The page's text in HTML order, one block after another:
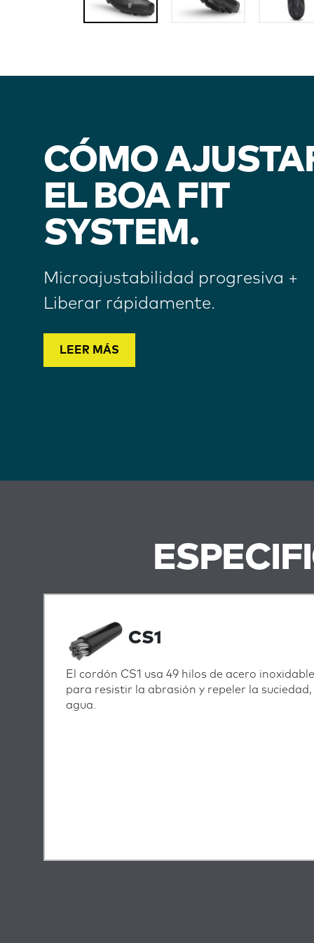
CÓMO
EL BOA FIT
SYSTEM.
Microajustabilidad progresiva +
Liberar rápidamente.
LEER MÁS
CS1
El cordón CS1 usa 49 hilos de acero
para resistir la abrasión y repeler la suciedad,
agua.